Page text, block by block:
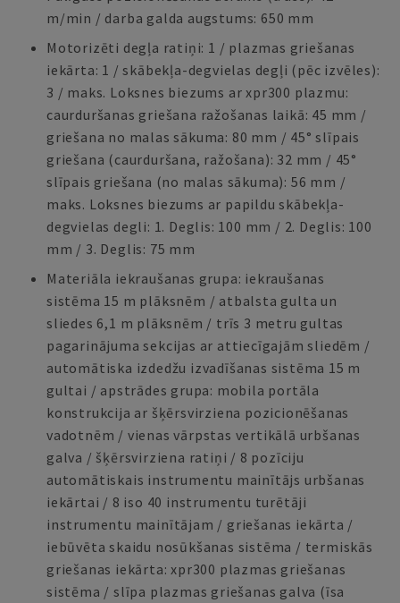
m/min / darba galda augstums: 650 mm
Motorizēti degļa ratiņi: 1 / plazmas griešanas
iekārta: 1 / skābekļa-degvielas degļi (pēc izvēles):
3 / maks. Loksnes biezums ar xpr300 plazmu:
caurduršanas griešana ražošanas laikā: 45 mm /
griešana no malas sākuma: 80 mm / 45° slīpais
griešana (caurduršana, ražošana): 32 mm / 45°
slīpais griešana (no malas sākuma): 56 mm /
maks. Loksnes biezums ar papildu skābekļa-
degvielas degli: 1. Deglis: 100 mm / 2. Deglis: 100
mm / 3. Deglis: 75 mm
Materiāla iekraušanas grupa: iekraušanas
sistēma 15 m plāksnēm / atbalsta gulta un
sliedes 6,1 m plāksnēm / trīs 3 metru gultas
pagarinājuma sekcijas ar attiecīgajām sliedēm /
automātiska izdedžu izvadīšanas sistēma 15 m
gultai / apstrādes grupa: mobila portāla
konstrukcija ar šķērsvirziena pozicionēšanas
vadotnēm / vienas vārpstas vertikālā urbšanas
galva / šķērsvirziena ratiņi / 8 pozīciju
automātiskais instrumentu mainītājs urbšanas
iekārtai / 8 iso 40 instrumentu turētāji
instrumentu mainītājam / griešanas iekārta /
iebūvēta skaidu nosūkšanas sistēma / termiskās
griešanas iekārta: xpr300 plazmas griešanas
sistēma / slīpa plazmas griešanas galva (īsa